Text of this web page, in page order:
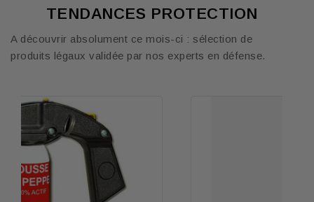
TENDANCES PROTECTION
A découvrir absolument ce mois-ci : sélection de
produits légaux validée par nos experts en défense.